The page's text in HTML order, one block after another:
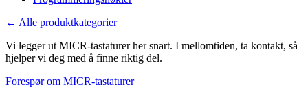
← Alle produktkategorier
Vi legger ut MICR-tastaturer her snart. I mellomtiden, ta kontakt, så
hjelper vi deg med å finne riktig del.
Forespør om MICR-tastaturer